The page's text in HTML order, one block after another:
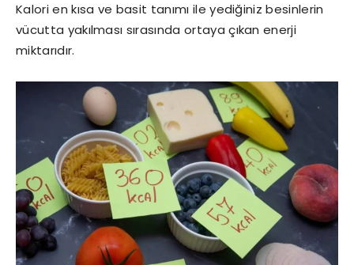
Kalori en kısa ve basit tanımı ile yediğiniz besinlerin
vücutta yakılması sırasında ortaya çıkan enerji
miktarıdır.